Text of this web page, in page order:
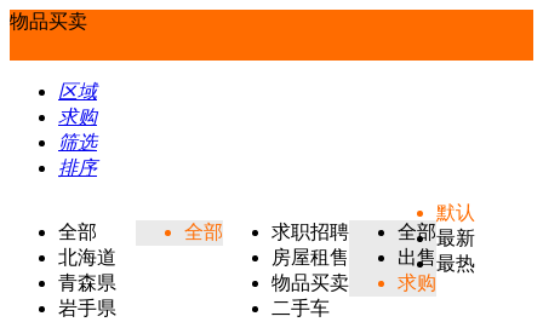
物品买卖
区域
求购
筛选
排序
全部
北海道
青森県
岩手県
全部
求职招聘
房屋租售
物品买卖
二手车
全部
出售
求购
默认
最新
最热